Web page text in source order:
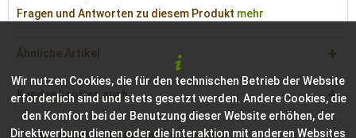
Fragen und Antworten zu diesem Produkt mehr
Ähnliche Artikel
Kunden kauften auch
Wir nutzen Cookies, die für den technischen Betrieb der Website
erforderlich sind und stets gesetzt werden. Andere Cookies, die
den Komfort bei der Benutzung dieser Website erhöhen, der
Direktwerbung dienen oder die Interaktion mit anderen Websites